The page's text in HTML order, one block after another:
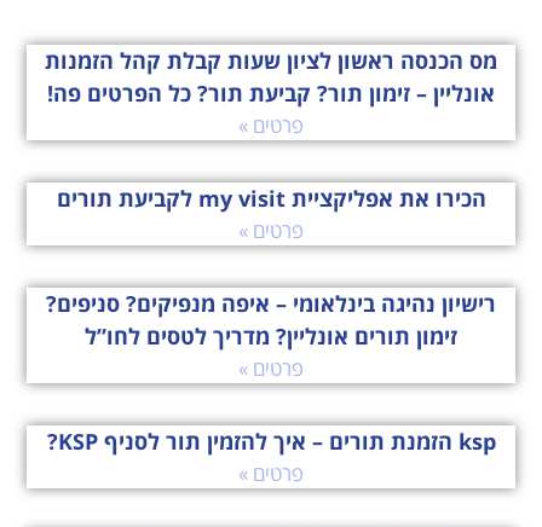
מס הכנסה ראשון לציון שעות קבלת קהל הזמנות
אונליין – זימון תור? קביעת תור? כל הפרטים פה!
פרטים »
הכירו את אפליקציית my visit לקביעת תורים
פרטים »
רישיון נהיגה בינלאומי – איפה מנפיקים? סניפים?
זימון תורים אונליין? מדריך לטסים לחו”ל
פרטים »
ksp הזמנת תורים – איך להזמין תור לסניף KSP?
פרטים »